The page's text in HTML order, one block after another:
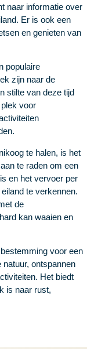
naar informatie over
Er is ook een
en genieten van
populaire
zijn naar de
stilte van deze tijd
voor
te halen, is het
te raden om een
en het vervoer per
te verkennen.
de
kan waaien en
voor een
ontspannen
Het biedt
is naar rust,